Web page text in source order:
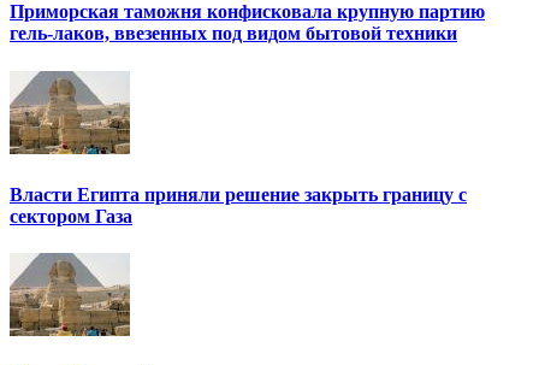
Приморская таможня конфисковала крупную партию
гель-лаков, ввезенных под видом бытовой техники
Власти Египта приняли решение закрыть границу с
сектором Газа